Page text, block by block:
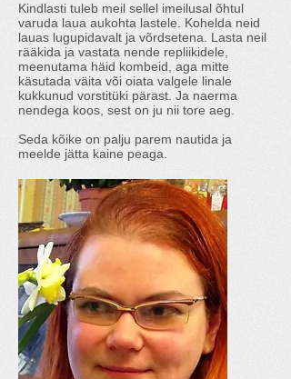
Kindlasti tuleb meil sellel imeilusal õhtul
varuda laua aukohta lastele. Kohelda neid
lauas lugupidavalt ja võrdsetena. Lasta neil
rääkida ja vastata nende repliikidele,
meenutama häid kombeid, aga mitte
käsutada väita või oiata valgele linale
kukkunud vorstitüki pärast. Ja naerma
nendega koos, sest on ju nii tore aeg.
Seda kõike on palju parem nautida ja
meelde jätta kaine peaga.